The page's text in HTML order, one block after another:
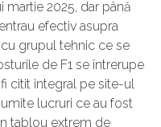
2025, dar până
efectiv asupra
grupul tehnic ce se
de F1 se întrerupe
citit integral pe site-ul
lucruri ce au fost
tablou extrem de